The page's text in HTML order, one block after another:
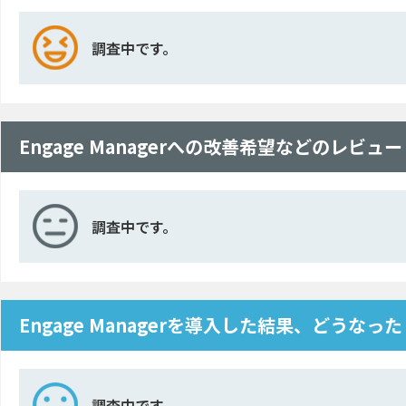
調査中です。
Engage Managerへの改善希望などのレビュー
調査中です。
Engage Managerを導入した結果、どうなっ